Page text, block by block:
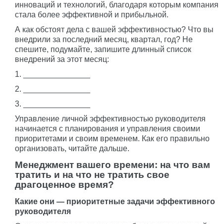
инноваций и технологий, благодаря которым компания
стала более эффективной и прибыльной.
А как обстоят дела с вашей эффективностью? Что вы
внедрили за последний месяц, квартал, год? Не
спешите, подумайте, запишите длинный список
внедрений за этот месяц:
1. _______________
2. _______________
3. _______________
Управление личной эффективностью руководителя
начинается с планирования и управления своими
приоритетами и своим временем. Как его правильно
организовать, читайте дальше.
Менеджмент вашего времени: на что вам
тратить и на что не тратить свое
драгоценное время?
Какие они — приоритетные задачи эффективного
руководителя